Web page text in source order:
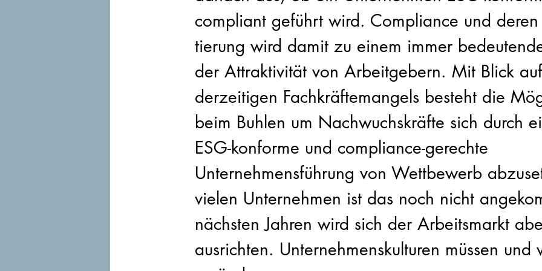
compliant geführt wird. Compliance und deren
tierung wird damit zu einem immer
der Attraktivität von Arbeitgebern. Mit Blick
derzeitigen Fachkräftemangels besteht die
beim Buhlen um Nachwuchskräfte sich durch
ESG-konforme und compliance-gerechte
Unternehmensführung von Wettbewerb
vielen Unternehmen ist das noch nicht
nächsten Jahren wird sich der Arbeitsmarkt
ausrichten. Unternehmenskulturen müssen